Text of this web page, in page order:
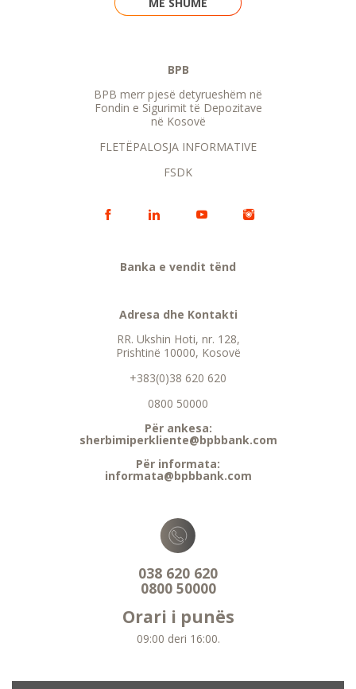
BPB
BPB merr pjesë detyrueshëm në
Fondin e Sigurimit të Depozitave
në Kosovë
FLETËPALOSJA INFORMATIVE
FSDK
Banka e vendit tënd
Adresa dhe Kontakti
RR. Ukshin Hoti, nr. 128,
Prishtinë 10000, Kosovë
+383(0)38 620 620
0800 50000
Për ankesa:
sherbimiperkliente@bpbbank.com
Për informata:
informata@bpbbank.com
038 620 620
0800 50000
Orari i punës
09:00 deri 16:00.